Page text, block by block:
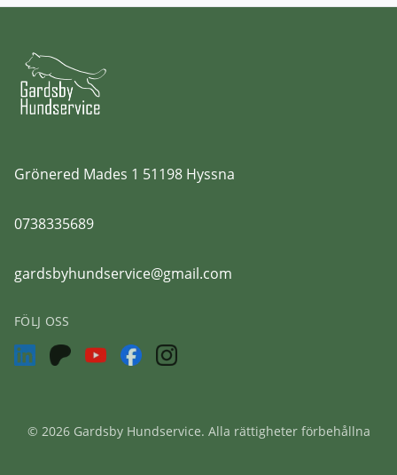
Grönered Mades 1 51198 Hyssna
0738335689
gardsbyhundservice@gmail.com
FÖLJ OSS
© 2026Gardsby Hundservice. Alla rättigheter förbehållna